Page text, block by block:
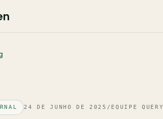
24 DE JUNHO DE 2025 / EQUIPE